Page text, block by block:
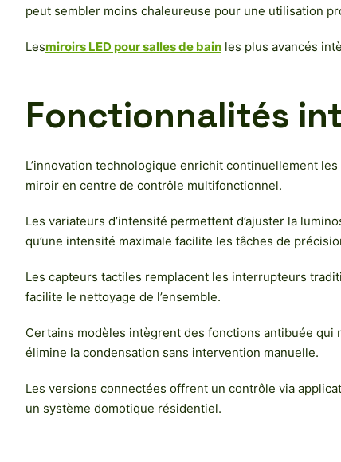
peut sembler moins chaleureuse pour une utilisation
Lesmiroirs LED pour salles de bain les plus avancés
Fonctionnalités
L’innovation technologique enrichit continuellement
miroir en centre de contrôle multifonctionnel.
Les variateurs d’intensité permettent d’ajuster la
qu’une intensité maximale facilite les tâches de
Les capteurs tactiles remplacent les interrupteurs
facilite le nettoyage de l’ensemble.
Certains modèles intègrent des fonctions antibuée
élimine la condensation sans intervention manuelle.
Les versions connectées offrent un contrôle via
un système domotique résidentiel.